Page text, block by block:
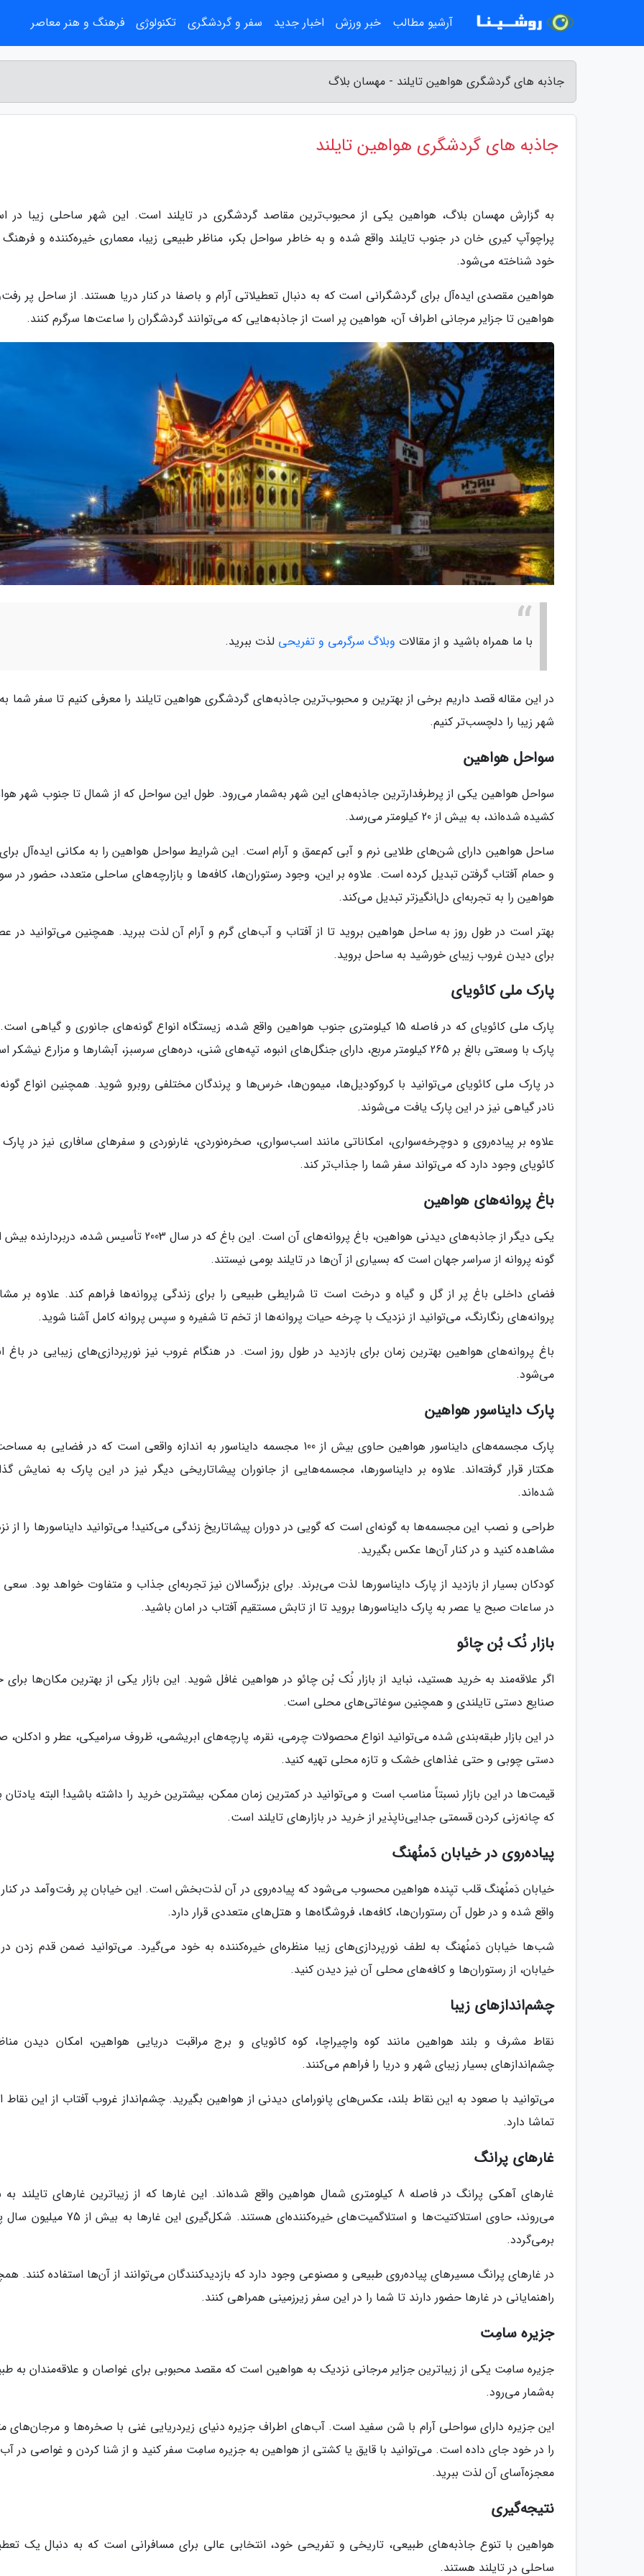
جاذبه های گردشگری هواهین تایلند - مهسان بلاگ
جاذبه های گردشگری هواهین تایلند
به گزارش مهسان بلاگ، هواهین یکی از محبوب‌ترین مقاصد گردشگری در تایلند است. این شهر ساحلی زیبا در
پراچوآپ کیری خان در جنوب تایلند واقع شده و به خاطر سواحل بکر، مناظر طبیعی زیبا، معماری خیره‌کننده و
خود شناخته می‌شود.
هواهین مقصدی ایده‌آل برای گردشگرانی است که به دنبال تعطیلاتی آرام و باصفا در کنار دریا هستند. از ساحل پر
هواهین تا جزایر مرجانی اطراف آن، هواهین پر است از جاذبه‌هایی که می‌توانند گردشگران را ساعت‌ها سرگرم کنند.
با ما همراه باشید و از مقالات وبلاگ سرگرمی و تفریحی لذت ببرید.
در این مقاله قصد داریم برخی از بهترین و محبوب‌ترین جاذبه‌های گردشگری هواهین تایلند را معرفی کنیم تا سفر شما
شهر زیبا را دلچسب‌تر کنیم.
سواحل هواهین
سواحل هواهین یکی از پرطرفدارترین جاذبه‌های این شهر به‌شمار می‌رود. طول این سواحل که از شمال تا جنوب شهر
کشیده شده‌اند، به بیش از 20 کیلومتر می‌رسد.
ساحل هواهین دارای شن‌های طلایی نرم و آبی کم‌عمق و آرام است. این شرایط سواحل هواهین را به مکانی ایده‌آل
و حمام آفتاب گرفتن تبدیل کرده است. علاوه بر این، وجود رستوران‌ها، کافه‌ها و بازارچه‌های ساحلی متعدد، حضور در
هواهین را به تجربه‌ای دل‌انگیزتر تبدیل می‌کند.
بهتر است در طول روز به ساحل هواهین بروید تا از آفتاب و آب‌های گرم و آرام آن لذت ببرید. همچنین می‌توانید در
برای دیدن غروب زیبای خورشید به ساحل بروید.
پارک ملی کائویای
پارک ملی کائویای که در فاصله 15 کیلومتری جنوب هواهین واقع شده، زیستگاه انواع گونه‌های جانوری و گیاهی
پارک با وسعتی بالغ بر 265 کیلومتر مربع، دارای جنگل‌های انبوه، تپه‌های شنی، دره‌های سرسبز، آبشارها و مزارع نیشکر است.
در پارک ملی کائویای می‌توانید با کروکودیل‌ها، میمون‌ها، خرس‌ها و پرندگان مختلفی روبرو شوید. همچنین انواع
نادر گیاهی نیز در این پارک یافت می‌شوند.
علاوه بر پیاده‌روی و دوچرخه‌سواری، امکاناتی مانند اسب‌سواری، صخره‌نوردی، غارنوردی و سفرهای سافاری نیز در
کائویای وجود دارد که می‌تواند سفر شما را جذاب‌تر کند.
باغ پروانه‌های هواهین
گونه پروانه از سراسر جهان است که بسیاری از آن‌ها در تایلند بومی نیستند.
فضای داخلی باغ پر از گل و گیاه و درخت است تا شرایطی طبیعی را برای زندگی پروانه‌ها فراهم کند. علاوه بر
پروانه‌های رنگارنگ، می‌توانید از نزدیک با چرخه حیات پروانه‌ها از تخم تا شفیره و سپس پروانه کامل آشنا شوید.
باغ پروانه‌های هواهین بهترین زمان برای بازدید در طول روز است. در هنگام غروب نیز نورپردازی‌های زیبایی در باغ
می‌شود.
پارک دایناسور هواهین
هکتار قرار گرفته‌اند. علاوه بر دایناسورها، مجسمه‌هایی از جانوران پیشاتاریخی دیگر نیز در این پارک به نمایش
شده‌اند.
طراحی و نصب این مجسمه‌ها به گونه‌ای است که گویی در دوران پیشاتاریخ زندگی می‌کنید! می‌توانید دایناسورها را از
مشاهده کنید و در کنار آن‌ها عکس بگیرید.
کودکان بسیار از بازدید از پارک دایناسورها لذت می‌برند. برای بزرگسالان نیز تجربه‌ای جذاب و متفاوت خواهد بود. سعی
در ساعات صبح یا عصر به پارک دایناسورها بروید تا از تابش مستقیم آفتاب در امان باشید.
بازار نُک بُن چائو
اگر علاقه‌مند به خرید هستید، نباید از بازار نُک بُن چائو در هواهین غافل شوید. این بازار یکی از بهترین مکان‌ها برای
صنایع دستی تایلندی و همچنین سوغاتی‌های محلی است.
در این بازار طبقه‌بندی شده می‌توانید انواع محصولات چرمی، نقره، پارچه‌های ابریشمی، ظروف سرامیکی، عطر و ادکلن،
دستی چوبی و حتی غذاهای خشک و تازه محلی تهیه کنید.
قیمت‌ها در این بازار نسبتاً مناسب است و می‌توانید در کمترین زمان ممکن، بیشترین خرید را داشته باشید! البته یادتان
که چانه‌زنی کردن قسمتی جدایی‌ناپذیر از خرید در بازارهای تایلند است.
پیاده‌روی در خیابان دَمنُهنگ
خیابان دَمنُهنگ قلب تپنده هواهین محسوب می‌شود که پیاده‌روی در آن لذت‌بخش است. این خیابان پر رفت‌وآمد در کنار
واقع شده و در طول آن رستوران‌ها، کافه‌ها، فروشگاه‌ها و هتل‌های متعددی قرار دارد.
شب‌ها خیابان دَمنُهنگ به لطف نورپردازی‌های زیبا منظره‌ای خیره‌کننده به خود می‌گیرد. می‌توانید ضمن قدم زدن
خیابان، از رستوران‌ها و کافه‌های محلی آن نیز دیدن کنید.
چشم‌اندازهای زیبا
نقاط مشرف و بلند هواهین مانند کوه واچیراچا، کوه کائویای و برج مراقبت دریایی هواهین، امکان دیدن
چشم‌اندازهای بسیار زیبای شهر و دریا را فراهم می‌کنند.
می‌توانید با صعود به این نقاط بلند، عکس‌های پانورامای دیدنی از هواهین بگیرید. چشم‌انداز غروب آفتاب از این نقاط
تماشا دارد.
غارهای پرانگ
غارهای آهکی پرانگ در فاصله 8 کیلومتری شمال هواهین واقع شده‌اند. این غارها که از زیباترین غارهای تایلند
می‌روند، حاوی استلاکتیت‌ها و استلاگمیت‌های خیره‌کننده‌ای هستند. شکل‌گیری این
برمی‌گردد.
در غارهای پرانگ مسیرهای پیاده‌روی طبیعی و مصنوعی وجود دارد که بازدیدکنندگان می‌توانند از آن‌ها استفاده کنند.
راهنمایانی در غارها حضور دارند تا شما را در این سفر زیرزمینی همراهی کنند.
جزیره سامِت
جزیره سامِت یکی از زیباترین جزایر مرجانی نزدیک به هواهین است که مقصد محبوبی برای غواصان و علاقه‌مندان به
به‌شمار می‌رود.
این جزیره دارای سواحلی آرام با شن سفید است. آب‌های اطراف جزیره دنیای زیردریایی غنی با صخره‌ها و مرجان‌های
را در خود جای داده است. می‌توانید با قایق یا کشتی از هواهین به جزیره سامِت سفر کنید و از شنا کردن و غواصی در
معجزه‌آسای آن لذت ببرید.
نتیجه‌گیری
هواهین با تنوع جاذبه‌های طبیعی، تاریخی و تفریحی خود، انتخابی عالی برای مسافرانی است که به دنبال یک
ساحلی در تایلند هستند.
آرشیو مطالب خبر ورزش اخبار جدید سفر و گردشگری تکنولوژی فرهنگ و هنر معاصر